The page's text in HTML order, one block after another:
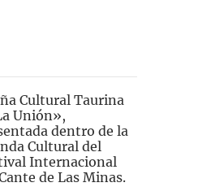
Cultural Taurina
Unión»,
dentro de la
Cultural del
Internacional
de Las Minas.